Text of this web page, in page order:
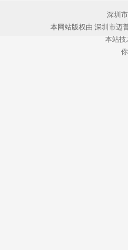
深圳
本网站版权由 深圳市迈
本站